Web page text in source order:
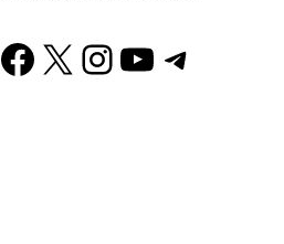
Facebook
X Instagram
YouTube
Telegram